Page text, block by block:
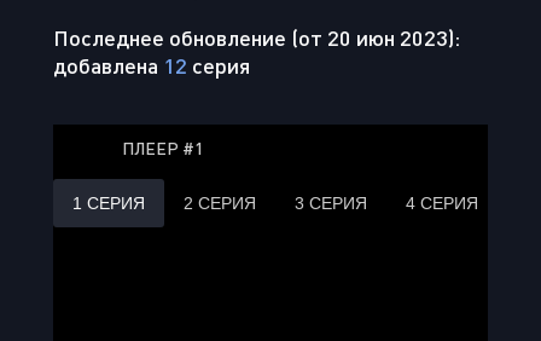
Последнее обновление (от 20 июн 2023):
добавлена 12 серия
ПЛЕЕР #1